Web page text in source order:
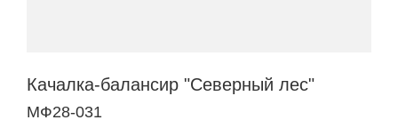
Качалка-балансир "Северный лес"
МФ28-031